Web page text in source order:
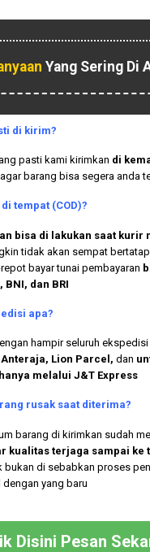
Yang Sering Di
di kirim?
pasti kami kirimkan di
agar barang bisa segera anda
tempat (COD)?
bisa di lakukan saat kurir
tidak akan sempat
bayar tunai pembayaran
BNI, dan BRI
apa?
hampir seluruh ekspedisi
Lion Parcel, dan
melalui J&T Express
rusak saat diterima?
barang di kirimkan sudah
kualitas terjaga sampai ke
bukan di sebabkan proses
yang baru
Disini Pesan